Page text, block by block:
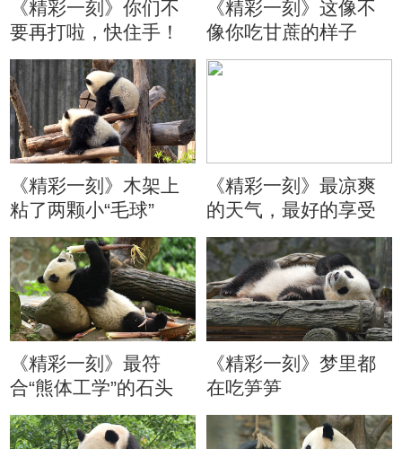
《精彩一刻》你们不
要再打啦，快住手！
《精彩一刻》这像不
像你吃甘蔗的样子
《精彩一刻》木架上
粘了两颗小“毛球”
《精彩一刻》最凉爽
的天气，最好的享受
《精彩一刻》最符
合“熊体工学”的石头
《精彩一刻》梦里都
在吃笋笋